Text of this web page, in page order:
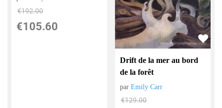
€192.00
€105.60
Drift de la mer au bord
de la forêt
parEmily Carr
€129.00